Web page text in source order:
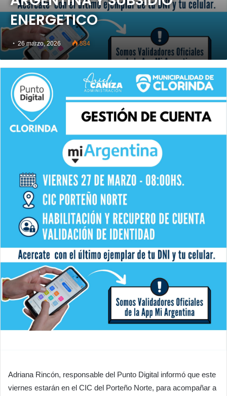
ENERGETICO
26 marzo, 2026 584
Adriana Rincón, responsable del Punto Digital informó que este
viernes estarán en el CIC del Porteño Norte, para acompañar a